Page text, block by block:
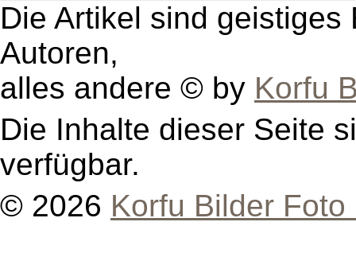
Die Artikel sind
Autoren,
alles andere © by Korfu
Die Inhalte dieser Seite
verfügbar.
© 2026 Korfu Bilder Foto